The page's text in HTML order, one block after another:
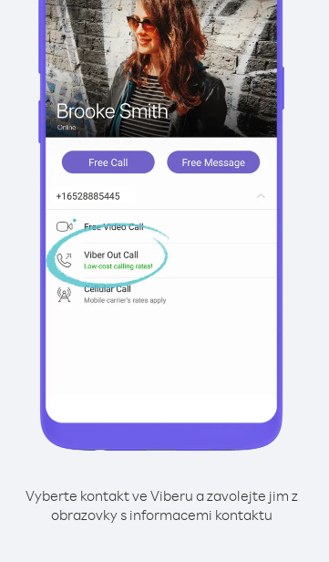
Vyberte kontakt ve Viberu a zavolejte jim z
obrazovky s informacemi kontaktu